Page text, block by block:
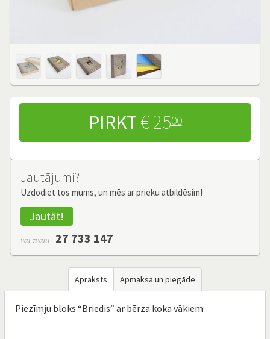
PIRKT € 2500
Jautājumi?
Uzdodiet tos mums, un mēs ar prieku atbildēsim!
Jautāt!
vai zvani 27 733 147
Apraksts Apmaksa un piegāde
Piezīmju bloks “Briedis” ar bērza koka vākiem